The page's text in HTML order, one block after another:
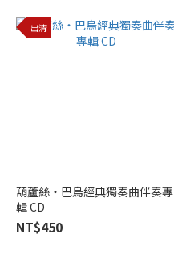
品
音
像
出
出清
葫蘆絲・巴烏經典獨奏曲伴奏專
輯 CD
NT$450